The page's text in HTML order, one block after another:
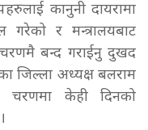
कानुनी दायरामा
र मन्त्रालयबाट
बन्द गराईनु दुखद
जिल्ला अध्यक्ष बलराम
चरणमा केही दिनको